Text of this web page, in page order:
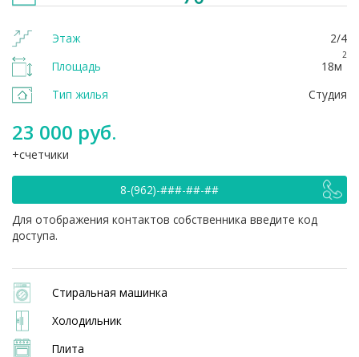
Этаж
2/4
Площадь
18м
2
Тип жилья Студия
23 000 руб.
счетчики
8-(962)-###-##-##
Для отображения контактов собственника введите код
доступа.
Стиральная машинка
Холодильник
Плита